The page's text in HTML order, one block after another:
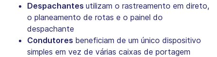
Despachantes utilizam o rastreamento em direto,
o planeamento de rotas e o painel do
despachante
Condutores beneficiam de um único dispositivo
simples em vez de várias caixas de portagem